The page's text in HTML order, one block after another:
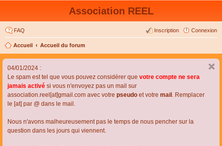
Association REEL
FAQ Connexion
Inscription
Accueil Accueil du forum
04/01/2024 :
Le spam est tel que vous pouvez considérer que votre compte ne sera
jamais activé si vous n'envoyez pas un mail sur
association.reel[at]gmail.com avec votre pseudo et votre mail . Remplacer
le [at] par @ dans le mail.
Nous n'avons malheureusement pas le temps de nous pencher sur la
question dans les jours qui viennent.